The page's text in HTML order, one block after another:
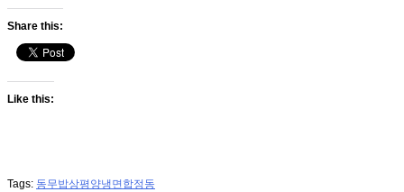
Share this:
Like this:
Tags: 동무밥상평양냉면 합정동